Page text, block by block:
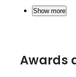
Show more
Awards